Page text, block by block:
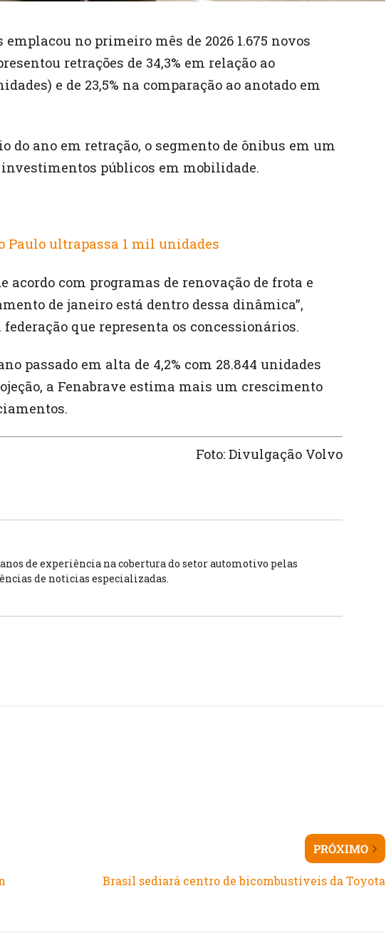
no primeiro mês de 2026 1.675 novos
retrações de 34,3% em relação ao
e de 23,5% na comparação ao anotado em
do ano em retração, o segmento de ônibus em um
públicos em mobilidade.
Paulo ultrapassa 1 mil unidades
acordo com programas de renovação de frota e
de janeiro está dentro dessa dinâmica”,
que representa os concessionários.
passado em alta de 4,2% com 28.844 unidades
a Fenabrave estima mais um crescimento
Foto: Divulgação Volvo
de experiência na cobertura do setor automotivo pelas
de noticias especializadas.
PRÓXIMO
Brasil sediará centro de bicombustíveis da Toyota